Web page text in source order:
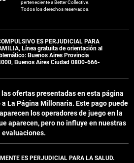
perteneciente a Better Collective.
Todos los derechos reservados.
ES PERJUDICIAL PARA
Línea gratuita de orientación al
Buenos Aires Provincia
Buenos Aires Ciudad 0800-666-
ofertas presentadas en esta página
a La Página Millonaria. Este pago puede
los operadores de juego en la
aparecen, pero no influye en nuestras
evaluaciones.
ES PERJUDICIAL PARA LA SALUD.